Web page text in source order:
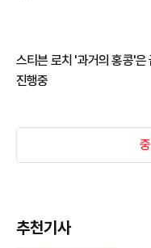
스티븐 로치 '과거의 홍콩'
진행중
추천기사